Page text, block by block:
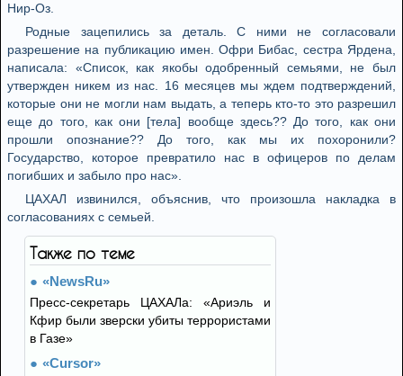
Нир-Оз.
Родные зацепились за деталь. С ними не согласовали
разрешение на публикацию имен. Офри Бибас, сестра Ярдена,
написала: «Список, как якобы одобренный семьями, не был
утвержден никем из нас. 16 месяцев мы ждем подтверждений,
которые они не могли нам выдать, а теперь кто-то это разрешил
еще до того, как они [тела] вообще здесь?? До того, как они
прошли опознание?? До того, как мы их похоронили?
Государство, которое превратило нас в офицеров по делам
погибших и забыло про нас».
ЦАХАЛ извинился, объяснив, что произошла накладка в
согласованиях с семьей.
Также по теме
«NewsRu»
Пресс-секретарь ЦАХАЛа: «Ариэль и
Кфир были зверски убиты террористами
в Газе»
«Cursor»